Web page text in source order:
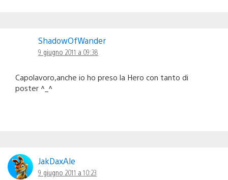
ShadowOfWander
9 giugno 2011 a 09:38
Capolavoro,anche io ho preso la Hero con tanto di
poster ^_^
JakDaxAle
9 giugno 2011 a 10:23